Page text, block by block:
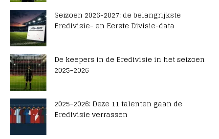
Seizoen 2026-2027: de belangrijkste
Eredivisie- en Eerste Divisie-data
De keepers in de Eredivisie in het seizoen
2025-2026
2025-2026: Deze 11 talenten gaan de
Eredivisie verrassen